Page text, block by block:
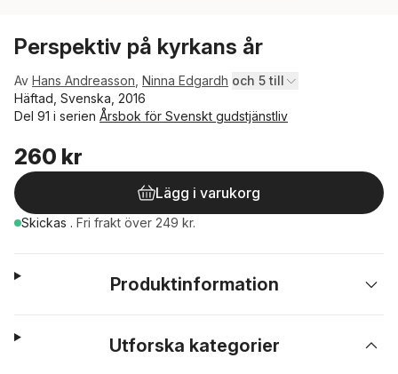
Perspektiv på kyrkans år
Av Hans Andreasson Ninna Edgardh och 5 till
Häftad, Svenska, 2016
Del 91 i serien Årsbok för Svenskt gudstjänstliv
260 kr
Lägg i varukorg
Skickas . Fri frakt över 249 kr.
Produktinformation
Utforska kategorier